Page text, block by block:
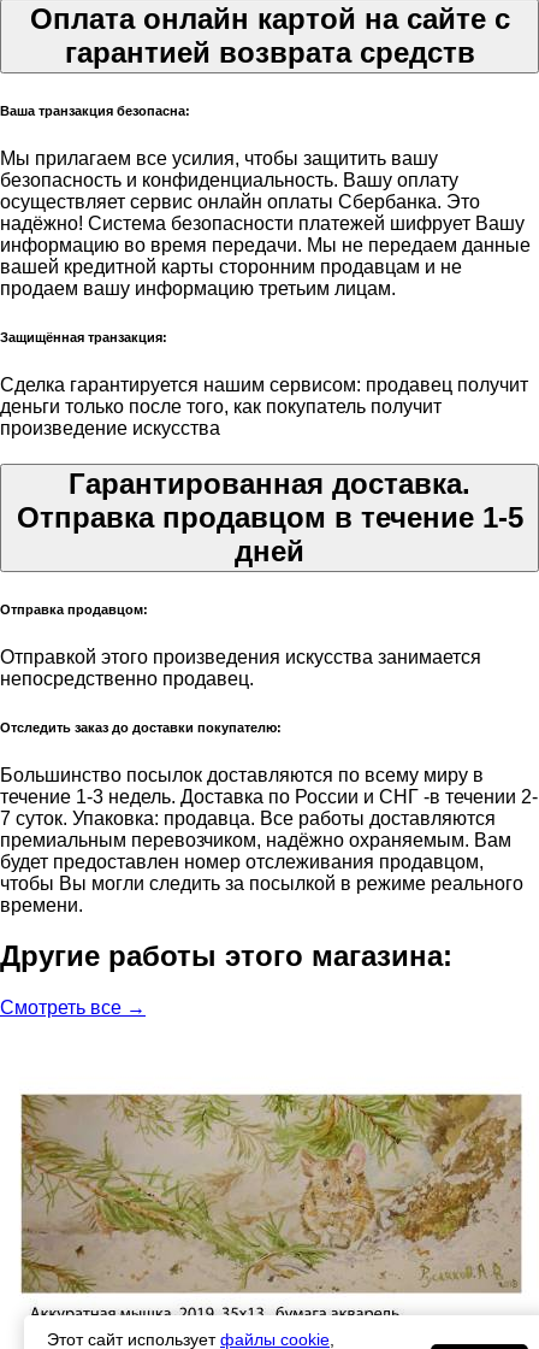
Оплата онлайн картой на сайте с
гарантией возврата средств
Ваша транзакция безопасна:
Мы прилагаем все усилия, чтобы защитить вашу
безопасность и конфиденциальность. Вашу оплату
осуществляет сервис онлайн оплаты Сбербанка. Это
надёжно! Система безопасности платежей шифрует Вашу
информацию во время передачи. Мы не передаем данные
вашей кредитной карты сторонним продавцам и не
продаем вашу информацию третьим лицам.
Защищённая транзакция:
Сделка гарантируется нашим сервисом: продавец получит
деньги только после того, как покупатель получит
произведение искусства
Гарантированная доставка.
Отправка продавцом в течение 1-5
дней
Отправка продавцом:
Отправкой этого произведения искусства занимается
непосредственно продавец.
Отследить заказ до доставки покупателю:
Большинство посылок доставляются по всему миру в
течение 1-3 недель. Доставка по России и СНГ -в течении 2-
7 суток. Упаковка: продавца. Все работы доставляются
премиальным перевозчиком, надёжно охраняемым. Вам
будет предоставлен номер отслеживания продавцом,
чтобы Вы могли следить за посылкой в режиме реального
времени.
Другие работы этого магазина:
Смотреть все →
Этот сайт используетфайлы cookie